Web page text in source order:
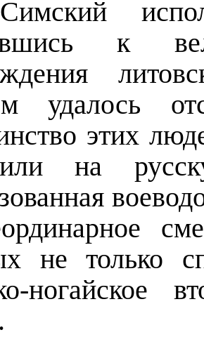
Симский
к
удалось
этих
на
не только
ногайское